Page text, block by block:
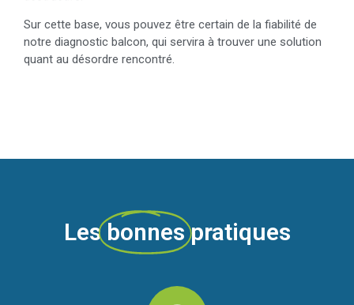
destructifs.
Sur cette base, vous pouvez être certain de la fiabilité de
notre diagnostic balcon, qui servira à trouver une solution
bonnes